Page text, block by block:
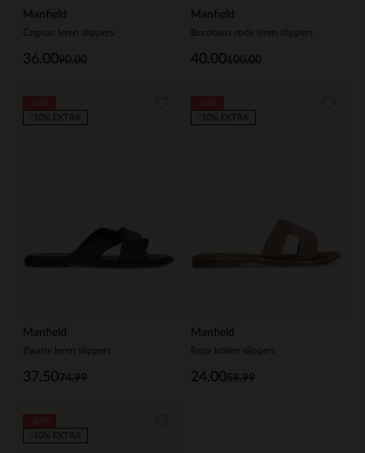
Manfield
Cognac leren slippers
90.00
36.00
Manfield
Bordeaux rode leren slippers
100.00
40.00
Manfield
Zwarte leren slippers
74.99
37.50
-10% EXTRA
Manfield
Roze kralen slippers
59.99
24.00
-10% EXTRA
-10% EXTRA